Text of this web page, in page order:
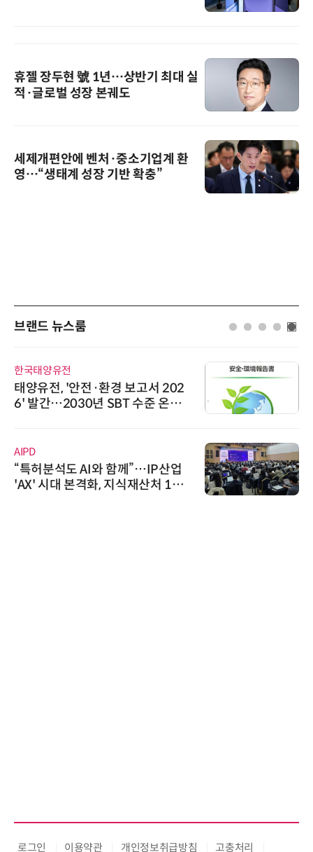
휴젤 장두현 號 1년…상반기 최대 실
적·글로벌 성장 본궤도
세제개편안에 벤처·중소기업계 환
영…“생태계 성장 기반 확충”
브랜드 뉴스룸
한국태양유전
태양유전, '안전·환경 보고서 202
6' 발간…2030년 SBT 수준 온실
AIPD
“특허분석도 AI와 함께”…IP산업
'AX' 시대 본격화, 지식재산처 1호
로그인 이용약관 개인정보취급방침 고충처리